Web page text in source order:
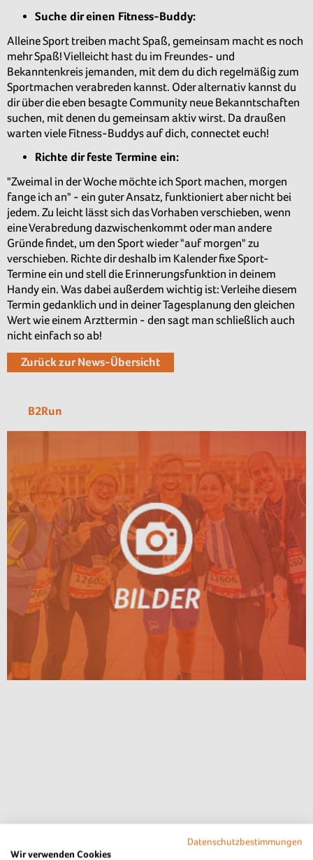
Suche dir einen Fitness-Buddy:
Alleine Sport treiben macht Spaß, gemeinsam macht es noch
mehr Spaß! Vielleicht hast du im Freundes- und
Bekanntenkreis jemanden, mit dem du dich regelmäßig zum
Sportmachen verabreden kannst. Oder alternativ kannst du
dir über die eben besagte Community neue Bekanntschaften
suchen, mit denen du gemeinsam aktiv wirst. Da draußen
warten viele Fitness-Buddys auf dich, connectet euch!
Richte dir feste Termine ein:
"Zweimal in der Woche möchte ich Sport machen, morgen
fange ich an" - ein guter Ansatz, funktioniert aber nicht bei
jedem. Zu leicht lässt sich das Vorhaben verschieben, wenn
eine Verabredung dazwischenkommt oder man andere
Gründe findet, um den Sport wieder "auf morgen" zu
verschieben. Richte dir deshalb im Kalender fixe Sport-
Termine ein und stell die Erinnerungsfunktion in deinem
Handy ein. Was dabei außerdem wichtig ist: Verleihe diesem
Termin gedanklich und in deiner Tagesplanung den gleichen
Wert wie einem Arzttermin - den sagt man schließlich auch
nicht einfach so ab!
Zurück zur News-Übersicht
B2Run
Datenschutzbestimmungen
Wir verwenden Cookies